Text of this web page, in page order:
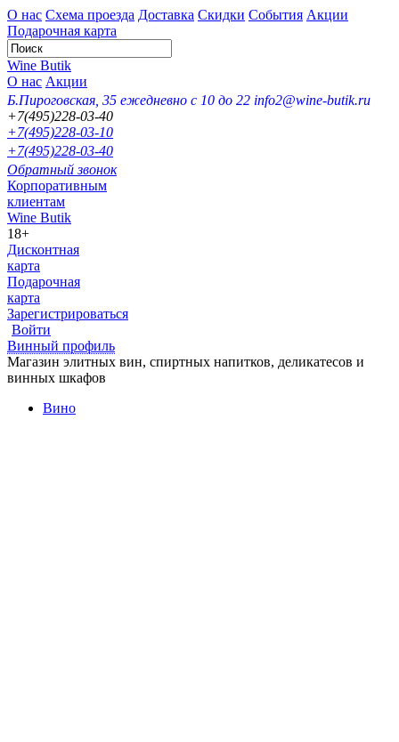
О нас Схема проезда Доставка Скидки События Акции
Подарочная карта
Wine Butik
О нас Акции
Б.Пироговская, 35 ежедневно с 10 до 22 info2@wine-butik.ru
+7(495)228-03-40
+7(495)228-03-10
+7(495)228-03-40
Обратный звонок
Корпоративным
клиентам
Wine Butik
18+
Дисконтная
карта
Подарочная
карта
Зарегистрироваться
Войти
Винный профиль
Магазин элитных вин, спиртных напитков, деликатесов и
винных шкафов
Вино